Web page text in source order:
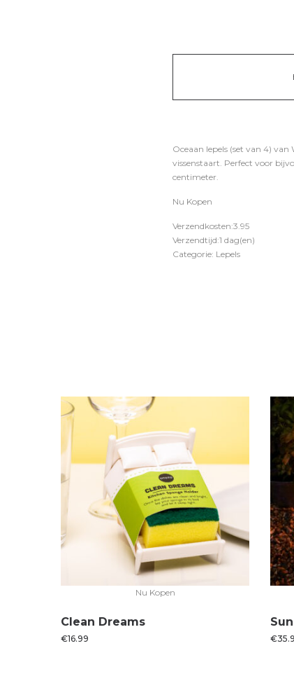
Oceaan lepels (set van 4) van
vissenstaart. Perfect voor
centimeter.
Nu Kopen
Verzendkosten:3.95
Verzendtijd:1 dag(en)
Categorie: Lepels
Nu Kopen
Clean Dreams
€16.99 €